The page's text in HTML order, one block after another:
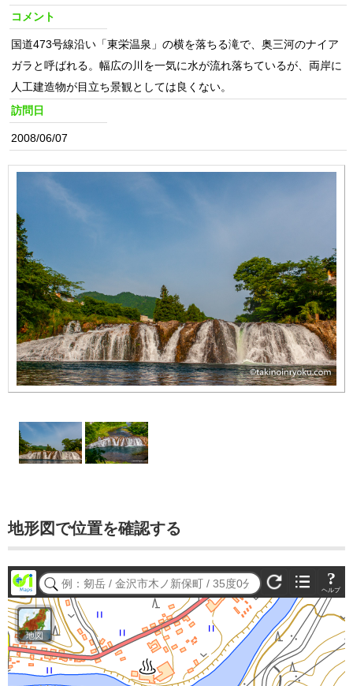
コメント
国道473号線沿い「東栄温泉」の横を落ちる滝で、奥三河のナイア
ガラと呼ばれる。幅広の川を一気に水が流れ落ちているが、両岸に
人工建造物が目立ち景観としては良くない。
訪問日
2008/06/07
地形図で位置を確認する